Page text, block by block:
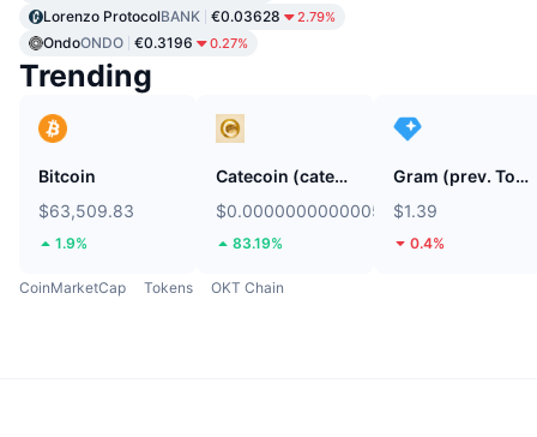
Lorenzo ProtocolBANK €0.03628 2.79%
OndoONDO €0.3196 0.27%
Trending
Bitcoin
$63,509.83
1.9%
Catecoin (catecoin.shop)
$0.0000000000005453
83.19%
Gram (prev. Toncoin)
$1.39
0.4%
CoinMarketCap Tokens OKT Chain